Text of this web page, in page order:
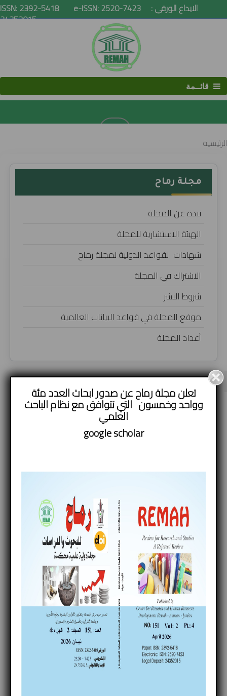
ISSN: 2392-5418 e-ISSN: 2520-7423 الايداع الورقي :
24352015
قائــمة
الرئيسية
مجلة رماح
نبذة عن المجلة
الهيئة الاستشارية للمجلة
شهادات القواعد الدولية لمجلة رماح
الاشتراك في المجلة
شروط النشر
موقع المجلة في قواعد البيانات العالمية
أعداد المجلة
الثلاثاء, 22 تشرين2/نوفمبر 2022 02:00
صيانة الطرق والجسور
المهندس
محمد جمال محمد القريني
تحميل البحث
7689times
Published inالأبحاث المنشورة في العدد
More in this category:
« مستوى الكفاءة الذاتيّة المدركة لدى
معلمي / مشرفي غرف
أثر التميز المنظمي على ابداع المنظمات في توفير
فرص العمل من وجهة نظر اللاجئين السوريين والأردنيين العاملين في المنظمات
تعلن مجلة رماح عن صدور ابحاث العدد مئة
وواحد وخمسون التي تتوافق مع نظام الباحث
العلمي
googlescholar